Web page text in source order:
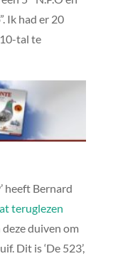
Ik had er 20
tal te
heeft Bernard
teruglezen
deze duiven om
Dit is ‘De 523’,